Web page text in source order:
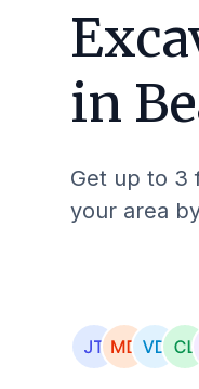
in
Get up to 3
your area